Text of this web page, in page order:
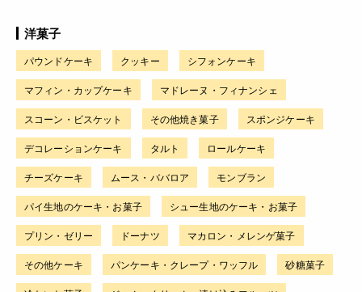
洋菓子
パウンドケーキ クッキー シフォンケーキ
マフィン・カップケーキ マドレーヌ・フィナンシェ
スコーン・ビスケット その他焼き菓子 スポンジケーキ
デコレーションケーキ タルト ロールケーキ
チーズケーキ ムース・ババロア モンブラン
パイ生地のケーキ・お菓子 シュー生地のケーキ・お菓子
プリン・ゼリー ドーナツ マカロン・メレンゲ菓子
その他ケーキ パンケーキ・クレープ・ワッフル 砂糖菓子